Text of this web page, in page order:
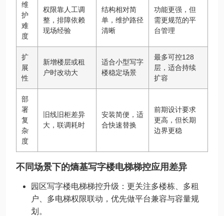
维
护
难
度
权限靠人工调
整，排障依赖
现场经验
结构相对简
单，维护路径
清晰
功能更强，但
需更规范的平
台管理
扩
展
性
新增楼层或租
户时改动大
适合小型写字
楼稳定场景
最多可控128
层，适合持续
扩容
部
署
复
杂
度
旧线旧柜差异
大，联调耗时
安装简便，适
合快速替换
前期设计要求
更高，但长期
边界更稳
不同场景下的熵基写字楼电梯梯控应用差异
园区写字楼电梯梯控升级：更关注多楼栋、多租
户、多电梯权限联动，优先做平台兼容与容量规
划。